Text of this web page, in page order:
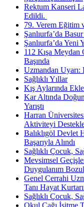
Rektum Kanseri
Edildi. ​
79. Verem Eğitim
Şanlıurfa’da
Şanlıurfa’da
112 Kışa
Başında
Uzmandan
Sağlıklı Yıllar
Kış Aylarında
Kar Altında
Yarıştı
Harran
Aktiviteyi
Balıklıgöl Devlet
Başarıyla Alındı
Sağlıklı Çocuk,
Mevsimsel
Duygulanım
Genel Cerrahi
Tanı Hayat
Sağlıklı Çocuk,
Okul Çağı İşitme